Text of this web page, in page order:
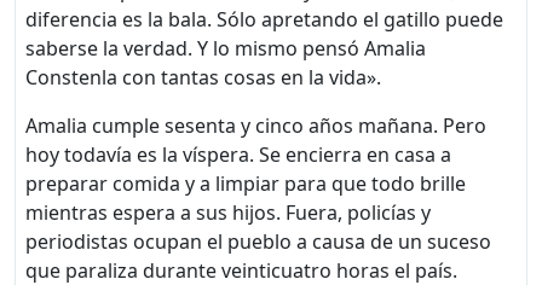
diferencia es la bala. Sólo apretando el gatillo puede
saberse la verdad. Y lo mismo pensó Amalia
Constenla con tantas cosas en la vida».
Amalia cumple sesenta y cinco años mañana. Pero
hoy todavía es la víspera. Se encierra en casa a
preparar comida y a limpiar para que todo brille
mientras espera a sus hijos. Fuera, policías y
periodistas ocupan el pueblo a causa de un suceso
que paraliza durante veinticuatro horas el país.